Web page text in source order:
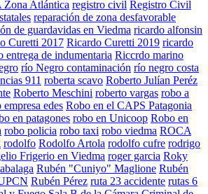
Atlántica registro civil Registro Civil
reparación de zona desfavorable
de guardavidas en Viedma ricardo alfonsin
Curetti 2017 Ricardo Curetti 2019 ricardo
entrega de indumentaria Riccrdo marino
río Negro contaminación río negro costa
911 roberta scavo Roberto Julían Peréz
Roberto Meschini roberto vargas robo a
empresa edes Robo en el CAPS Patagonia
en patagones robo en Unicoop Robo en
robo policia robo taxi robo viedma ROCA
rodolfo Rodolfo Artola rodolfo cufre rodrigo
Frigerio en Viedma roger garcia Roky
Rubén "Cuniyo" Maglione Rubén
Rubén Pérez ruta 23 accidente rutas 6